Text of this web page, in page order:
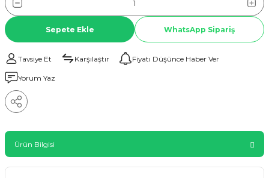
Sepete Ekle WhatsApp Sipariş
Tavsiye Et Karşılaştır Fiyatı Düşünce Haber Ver
Yorum Yaz
Ürün Bilgisi